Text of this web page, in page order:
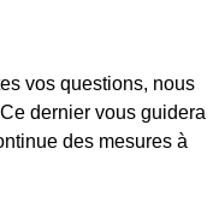
vos questions, nous
dernier vous guidera
des mesures à